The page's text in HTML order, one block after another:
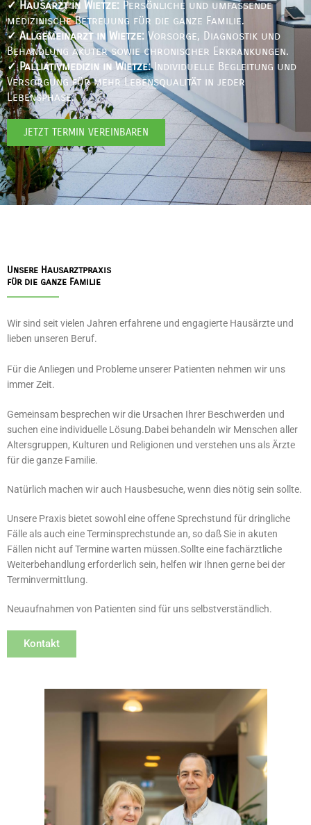
✓ Hausarzt in Wietze: Persönliche und umfassende
medizinische Betreuung für die ganze Familie.
✓ Allgemeinarzt in Wietze:Vorsorge, Diagnostik und
Behandlung akuter sowie chronischer Erkrankungen.
✓ Palliativmedizin in Wietze:Individuelle Begleitung und
Versorgung für mehr Lebensqualität in jeder
Lebensphase.
JETZT TERMIN VEREINBAREN
Unsere Hausarztpraxis
für die ganze Familie
Wir sind seit vielen Jahren erfahrene und engagierte Hausärzte und
lieben unseren Beruf.
Für die Anliegen und Probleme unserer Patienten nehmen wir uns
immer Zeit.
Gemeinsam besprechen wir die Ursachen Ihrer Beschwerden und
suchen eine individuelle Lösung.Dabei behandeln wir Menschen aller
Altersgruppen, Kulturen und Religionen und verstehen uns als Ärzte
für die ganze Familie.
Natürlich machen wir auch Hausbesuche, wenn dies nötig sein sollte.
Unsere Praxis bietet sowohl eine offene Sprechstund für dringliche
Fälle als auch eine Terminsprechstunde an, so daß Sie in akuten
Fällen nicht auf Termine warten müssen.Sollte eine fachärztliche
Weiterbehandlung erforderlich sein, helfen wir Ihnen gerne bei der
Terminvermittlung.
Neuaufnahmen von Patienten sind für uns selbstverständlich.
Kontakt